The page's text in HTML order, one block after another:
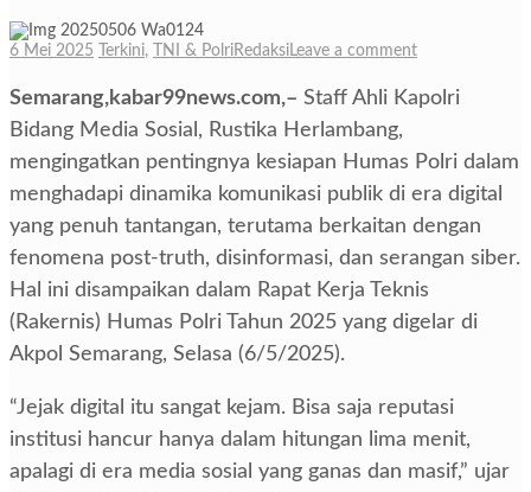
6 Mei 2025 Terkini, TNI & PolriRedaksiLeave a comment
Semarang,kabar99news.com,– Staff Ahli Kapolri
Bidang Media Sosial, Rustika Herlambang,
mengingatkan pentingnya kesiapan Humas Polri dalam
menghadapi dinamika komunikasi publik di era digital
yang penuh tantangan, terutama berkaitan dengan
fenomena post-truth, disinformasi, dan serangan siber.
Hal ini disampaikan dalam Rapat Kerja Teknis
(Rakernis) Humas Polri Tahun 2025 yang digelar di
Akpol Semarang, Selasa (6/5/2025).
“Jejak digital itu sangat kejam. Bisa saja reputasi
institusi hancur hanya dalam hitungan lima menit,
apalagi di era media sosial yang ganas dan masif,” ujar